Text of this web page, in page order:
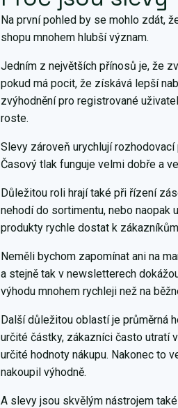
Na první pohled by se mohlo zdát,
shopu mnohem hlubší význam.
Jedním z největších přínosů je, že
pokud má pocit, že získává lepší
zvýhodnění pro registrované
roste.
Slevy zároveň urychlují rozhodovací
Časový tlak funguje velmi dobře a
Důležitou roli hrají také při řízení
nehodí do sortimentu, nebo naopak
produkty rychle dostat k
Neměli bychom zapomínat ani na
a stejně tak v newsletterech
výhodu mnohem rychleji než na
Další důležitou oblastí je průměrná
určité částky, zákazníci často utratí
určité hodnoty nákupu. Nakonec to
nakoupil výhodně.
A slevy jsou skvělým nástrojem